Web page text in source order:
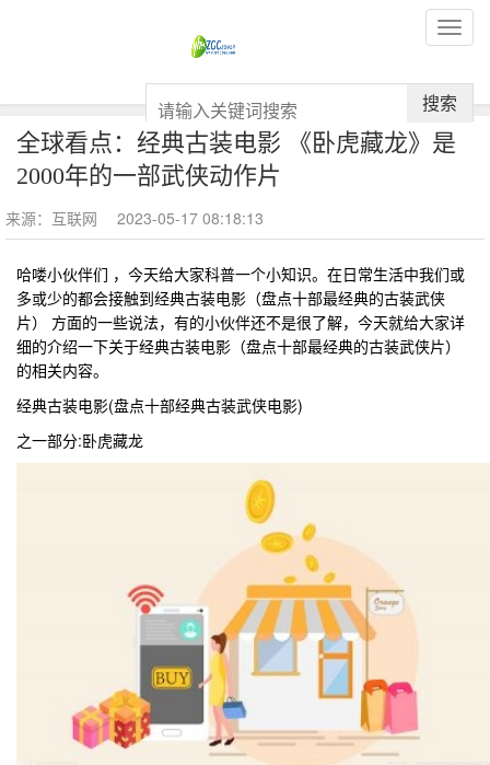
搜索
全球看点：经典古装电影 《卧虎藏龙》是
2000年的一部武侠动作片
来源：互联网 2023-05-17 08:18:13
哈喽小伙伴们 ，今天给大家科普一个小知识。在日常生活中我们或
多或少的都会接触到经典古装电影（盘点十部最经典的古装武侠
片） 方面的一些说法，有的小伙伴还不是很了解，今天就给大家详
细的介绍一下关于经典古装电影（盘点十部最经典的古装武侠片）
的相关内容。
经典古装电影(盘点十部经典古装武侠电影)
之一部分:卧虎藏龙